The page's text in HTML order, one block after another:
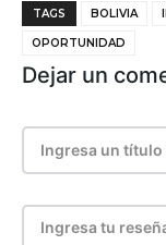
TAGS BOLIVIA
OPORTUNIDAD
Dejar un